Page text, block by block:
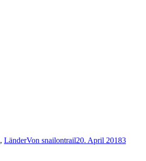
, LänderVon snailontrail20. April 20183